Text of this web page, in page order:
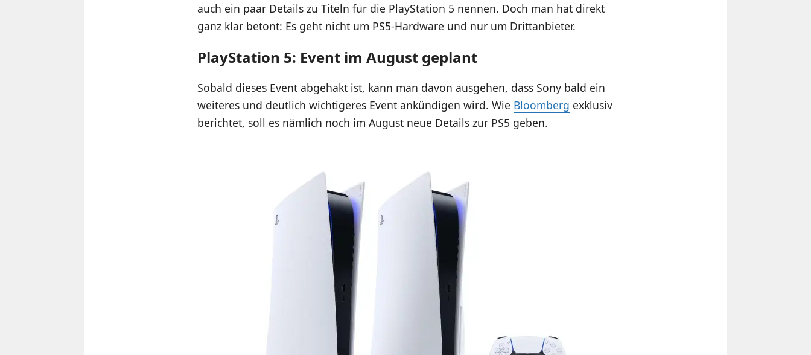
auch ein paar Details zu Titeln für die PlayStation 5 nennen. Doch man hat direkt
ganz klar betont: Es geht nicht um PS5-Hardware und nur um Drittanbieter.
PlayStation 5: Event im August geplant
Sobald dieses Event abgehakt ist, kann man davon ausgehen, dass Sony bald ein
weiteres und deutlich wichtigeres Event ankündigen wird. Wie Bloomberg exklusiv
berichtet, soll es nämlich noch im August neue Details zur PS5 geben.